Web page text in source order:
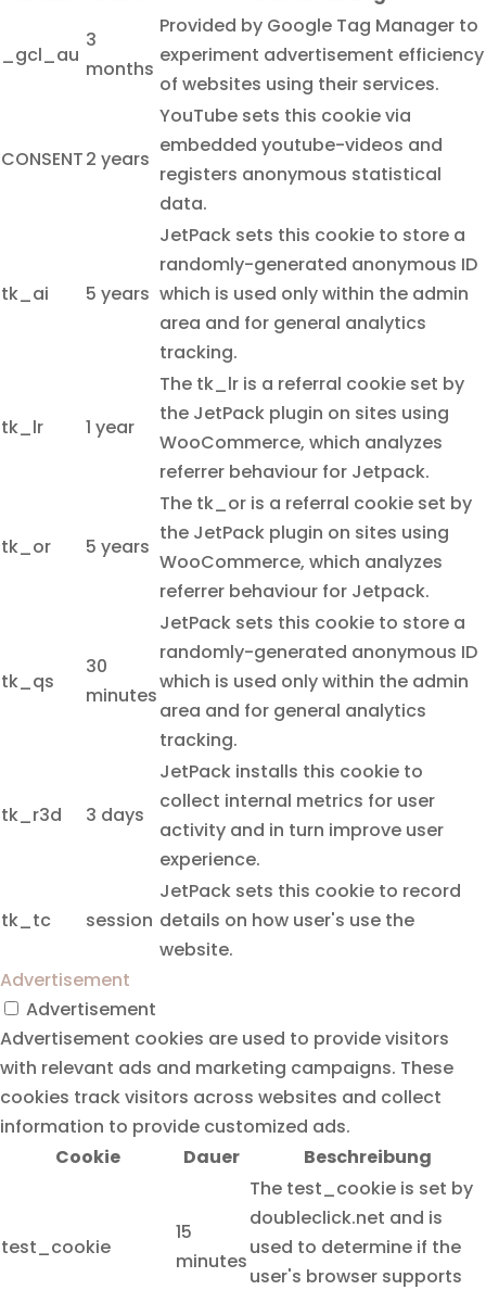
_gcl_au
3
months
Provided by Google Tag Manager to
experiment advertisement efficiency
of websites using their services.
CONSENT2 years
YouTube sets this cookie via
embedded youtube-videos and
registers anonymous statistical
data.
tk_ai 5 years
JetPack sets this cookie to store a
randomly-generated anonymous ID
which is used only within the admin
area and for general analytics
tracking.
tk_lr 1 year
The tk_lr is a referral cookie set by
the JetPack plugin on sites using
WooCommerce, which analyzes
referrer behaviour for Jetpack.
tk_or 5 years
The tk_or is a referral cookie set by
the JetPack plugin on sites using
WooCommerce, which analyzes
referrer behaviour for Jetpack.
tk_qs
30
minutes
JetPack sets this cookie to store a
randomly-generated anonymous ID
which is used only within the admin
area and for general analytics
tracking.
tk_r3d 3 days
JetPack installs this cookie to
collect internal metrics for user
activity and in turn improve user
experience.
tk_tc session
JetPack sets this cookie to record
details on how user's use the
website.
Advertisement
Advertisement
Advertisement cookies are used to provide visitors
with relevant ads and marketing campaigns. These
cookies track visitors across websites and collect
information to provide customized ads.
Cookie
Dauer Beschreibung
test_cookie
15
minutes
The test_cookie is set by
doubleclick.net and is
used to determine if the
user's browser supports